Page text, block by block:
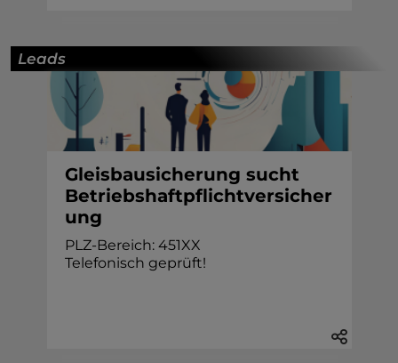
Leads
Gleisbausicherung sucht
Betriebshaftpflichtversicher
ung
PLZ-Bereich: 451XX
Telefonisch geprüft!